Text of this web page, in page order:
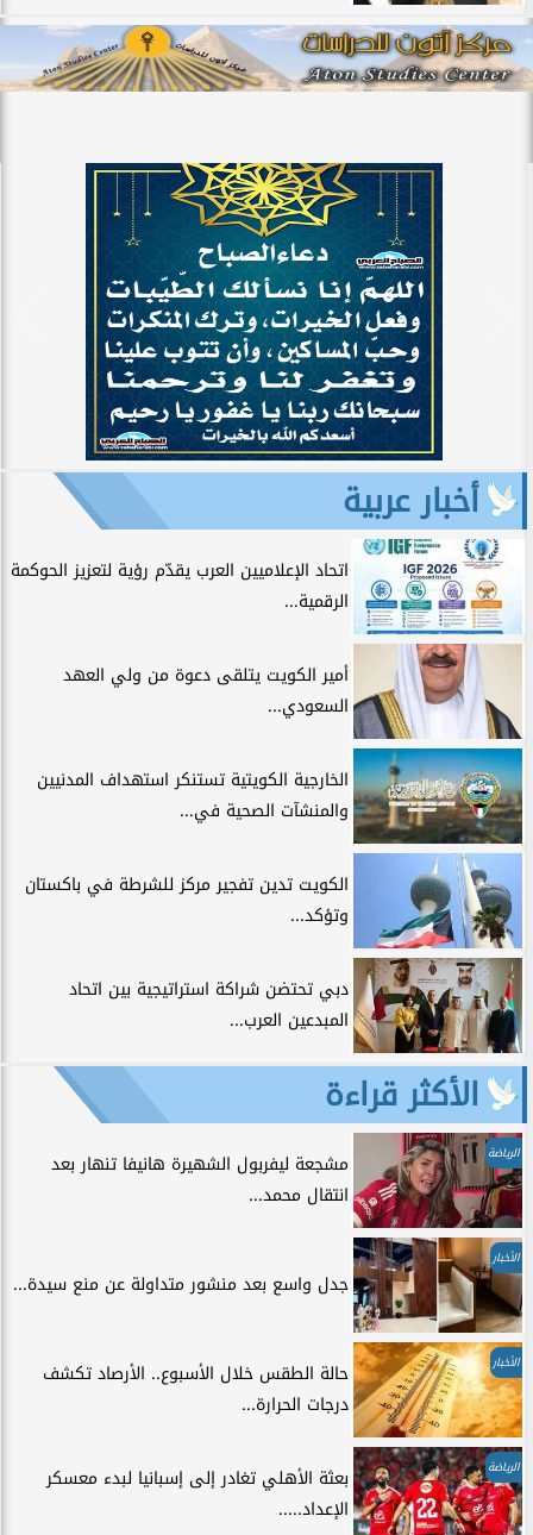
أخبار عربية
اتحاد الإعلاميين العرب يقدّم رؤية لتعزيز الحوكمة
الرقمية...
أمير الكويت يتلقى دعوة من ولي العهد
السعودي...
الخارجية الكويتية تستنكر استهداف المدنيين
والمنشآت الصحية في...
الكويت تدين تفجير مركز للشرطة في باكستان
وتؤكد...
دبي تحتضن شراكة استراتيجية بين اتحاد
المبدعين العرب...
الأكثر قراءة
الرياضة
مشجعة ليفربول الشهيرة هانيفا تنهار بعد
انتقال محمد...
الأخبار
جدل واسع بعد منشور متداولة عن منع سيدة...
الأخبار
حالة الطقس خلال الأسبوع.. الأرصاد تكشف
درجات الحرارة...
الرياضة
بعثة الأهلي تغادر إلى إسبانيا لبدء معسكر
الإعداد.....